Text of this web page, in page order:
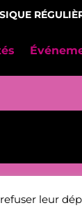
leur